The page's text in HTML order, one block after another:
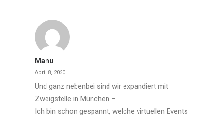
Manu
April 8, 2020
Und ganz nebenbei sind wir expandiert mit
Zweigstelle in München –
Ich bin schon gespannt, welche virtuellen Events